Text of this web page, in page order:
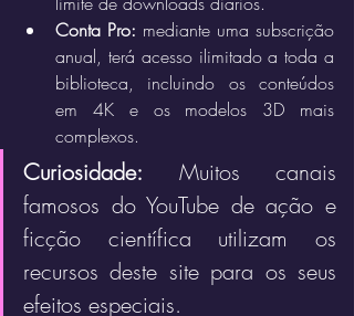
Conta Pro: mediante uma subscrição
anual, terá acesso ilimitado a toda a
biblioteca, incluindo os conteúdos
em 4K e os modelos 3D mais
complexos.
Curiosidade: Muitos canais
famosos do YouTube de ação e
ficção científica utilizam os
recursos deste site para os seus
efeitos especiais.